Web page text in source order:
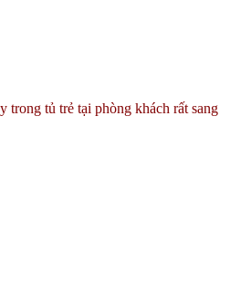
trong tủ trẻ tại phòng khách rất sang